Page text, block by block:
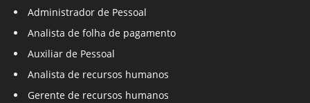
Administrador de Pessoal
Analista de folha de pagamento
Auxiliar de Pessoal
Analista de recursos humanos
Gerente de recursos humanos